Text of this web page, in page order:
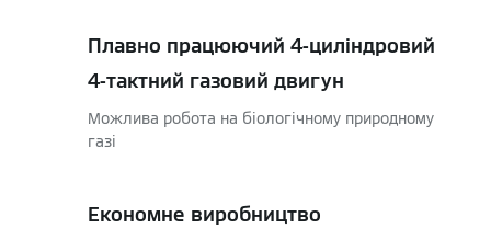
Плавно працюючий 4-циліндровий
4-тактний газовий двигун
Можлива робота на біологічному природному
газі
Економне виробництво